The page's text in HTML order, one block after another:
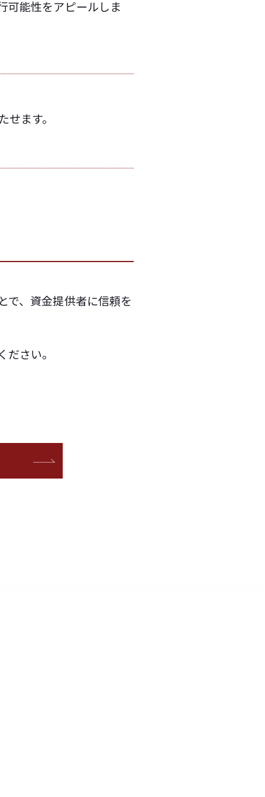
可能性をアピールしま
ます。
で、資金提供者に信頼を
さい。